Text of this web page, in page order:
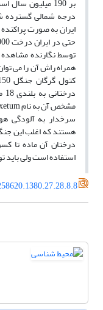
درجه شمالی
ایران به صورت
توسط نگارنده
همراه راش آن را می
سرخدار به آلودگی
هستند که اغلب این
درختان آن ماده تا
استفاده است ولی